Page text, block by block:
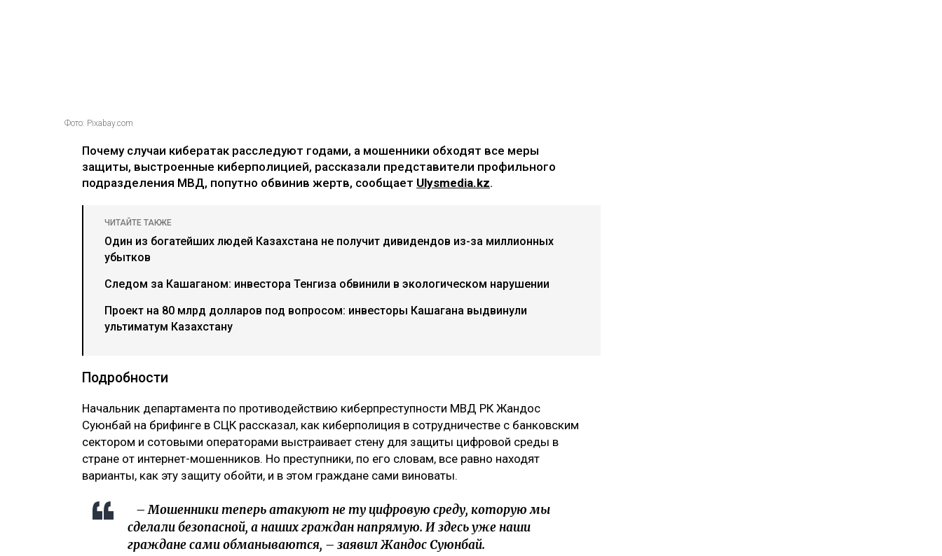
Фото: Pixabay.com
Почему случаи кибератак расследуют годами, а мошенники обходят все меры
защиты, выстроенные киберполицией, рассказали представители профильного
подразделения МВД, попутно обвинив жертв, сообщает Ulysmedia.kz.
ЧИТАЙТЕ ТАКЖЕ
Один из богатейших людей Казахстана не получит дивидендов из-за миллионных
убытков
Следом за Кашаганом: инвестора Тенгиза обвинили в экологическом нарушении
Проект на 80 млрд долларов под вопросом: инвесторы Кашагана выдвинули
ультиматум Казахстану
Подробности
Начальник департамента по противодействию киберпреступности МВД РК Жандос
Суюнбай на брифинге в СЦК рассказал, как киберполиция в сотрудничестве с банковским
сектором и сотовыми операторами выстраивает стену для защиты цифровой среды в
стране от интернет-мошенников. Но преступники, по его словам, все равно находят
варианты, как эту защиту обойти, и в этом граждане сами виноваты.
– Мошенники теперь атакуют не ту цифровую среду, которую мы
сделали безопасной, а наших граждан напрямую. И здесь уже наши
граждане сами обманываются, – заявил Жандос Суюнбай.